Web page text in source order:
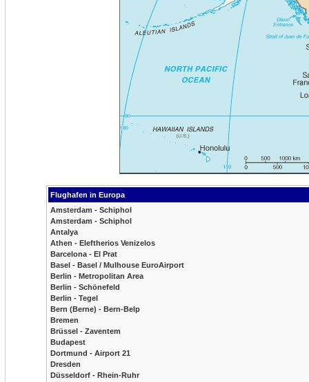
Flughafen in Europa
Amsterdam - Schiphol
Amsterdam - Schiphol
Antalya
Athen - Eleftherios Venizelos
Barcelona - El Prat
Basel - Basel / Mulhouse EuroAirport
Berlin - Metropolitan Area
Berlin - Schönefeld
Berlin - Tegel
Bern (Berne) - Bern-Belp
Bremen
Brüssel - Zaventem
Budapest
Dortmund - Airport 21
Dresden
Düsseldorf - Rhein-Ruhr